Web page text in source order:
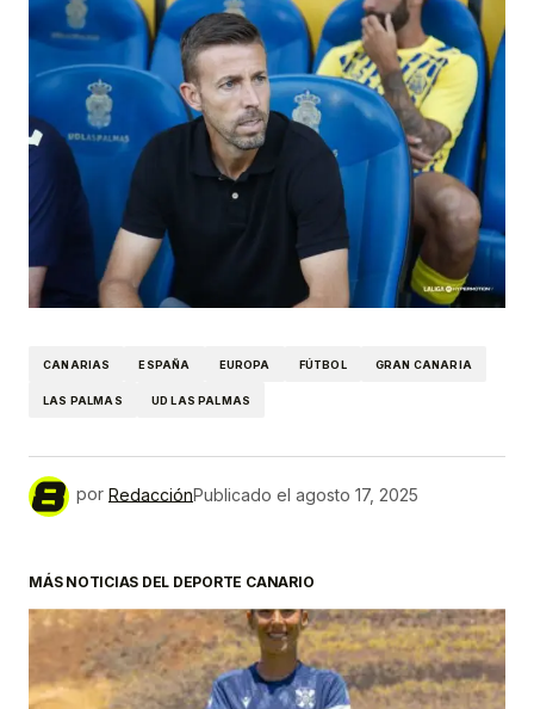
CANARIAS ESPAÑA EUROPA FÚTBOL GRAN CANARIA
LAS PALMAS UD LAS PALMAS
por RedacciónPublicado el agosto 17, 2025
MÁS NOTICIAS DEL DEPORTE CANARIO